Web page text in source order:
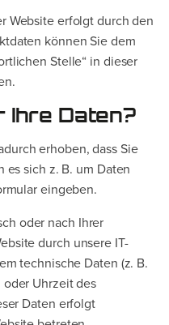
Website erfolgt durch den
können Sie dem
Stelle“ in dieser
Ihre Daten?
erhoben, dass Sie
sich z. B. um Daten
eingeben.
oder nach Ihrer
durch unsere IT-
technische Daten (z. B.
Uhrzeit des
Daten erfolgt